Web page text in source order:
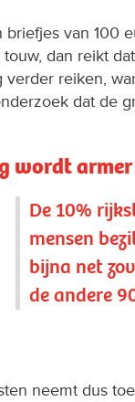
van 100
dan reikt
verder reiken,
dat de
wordt armer
De 10%
mensen
bijna net
de andere
neemt dus